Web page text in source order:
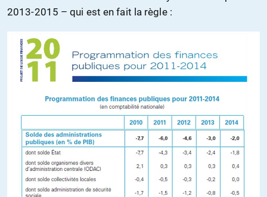
2013-2015 – qui est en fait la règle :